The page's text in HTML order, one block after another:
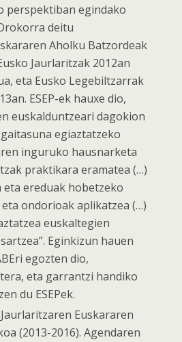
perspektiban egindako
deitu
Aholku Batzordeak
Jaurlaritzak 2012an
eta Eusko Legebiltzarrak
ESEP-ek hauxe dio,
euskalduntzeari dagokion
egiaztatzeko
inguruko hausnarketa
praktikara eramatea (…)
eta ereduak hobetzeko
ondorioak aplikatzea (…)
euskaltegien
Eginkizun hauen
egozten dio,
eta garrantzi handiko
du ESEPek.
Euskararen
(2013-2016). Agendaren